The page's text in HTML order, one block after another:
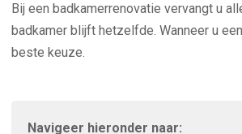
Bij een badkamerrenovatie vervangt u
badkamer blijft hetzelfde. Wanneer u
beste keuze.
Navigeer hieronder naar: